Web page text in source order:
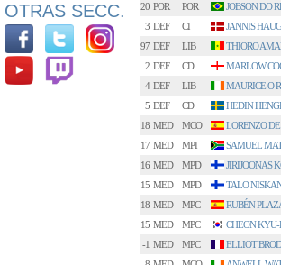
OTRAS SECC.
20 POR POR JOBSON DO
3 DEF CI JANNIS
97 DEF LIB THIORO
2 DEF CD MARLOW
4 DEF LIB MAURICE O
5 DEF CD HEDIN
18 MED MCO LORENZO
17 MED MPI SAMUEL
16 MED MPD JIRIJOONAS
15 MED MPD TALO
18 MED MPC RUBÉN
15 MED MPC CHEON
-1 MED MPC ELLIOT